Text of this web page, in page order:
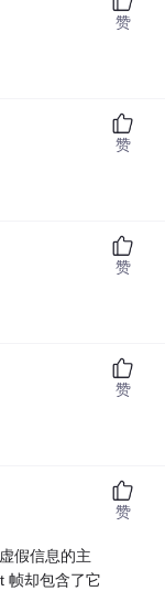
赞
赞
赞
赞
假信息的主
帧却包含了它
赞